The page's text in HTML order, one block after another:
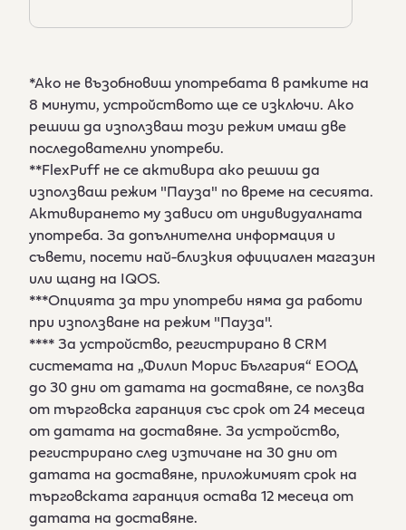
*Ако не възобновиш употребата в рамките на
8 минути, устройството ще се изключи. Ако
решиш да използваш този режим имаш две
последователни употреби.
**FlexPuff не се активира ако решиш да
използваш режим "Пауза" по време на сесията.
Активирането му зависи от индивидуалната
употреба. За допълнителна информация и
съвети, посети най-близкия официален магазин
или щанд на IQOS.
***Опцията за три употреби няма да работи
при използване на режим "Пауза".
**** За устройство, регистрирано в CRM
системата на „Филип Морис България“ ЕООД
до 30 дни от датата на доставяне, се ползва
от търговска гаранция със срок от 24 месеца
от датата на доставяне. За устройство,
регистрирано след изтичане на 30 дни от
датата на доставяне, приложимият срок на
търговската гаранция остава 12 месеца от
датата на доставяне.​​